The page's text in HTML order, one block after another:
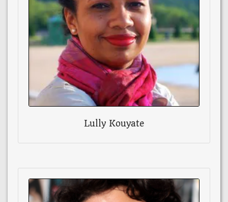
Lully Kouyate